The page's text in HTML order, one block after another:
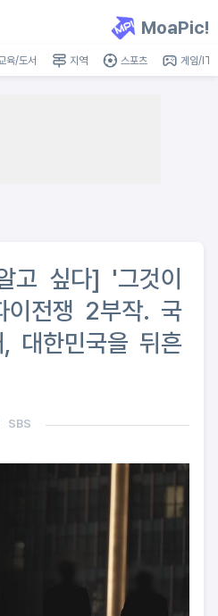
MoaPic!
육/도서 지역 스포츠 게임/IT
고 싶다] '그것이
이전쟁 2부작. 국
대한민국을 뒤흔
SBS